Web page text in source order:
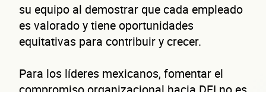
su equipo al demostrar que cada empleado
es valorado y tiene oportunidades
equitativas para contribuir y crecer.
Para los líderes mexicanos, fomentar el